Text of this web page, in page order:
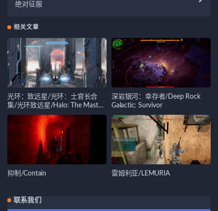
绝对征服
相关文章
光环：致远星/光环：士官长合
集/光环致远星/Halo: The Master
Chief Collection
深岩银河：幸存者/Deep Rock
Galactic: Survivor
抑制/Contain 雷姆利亚/LEMURIA
联系我们